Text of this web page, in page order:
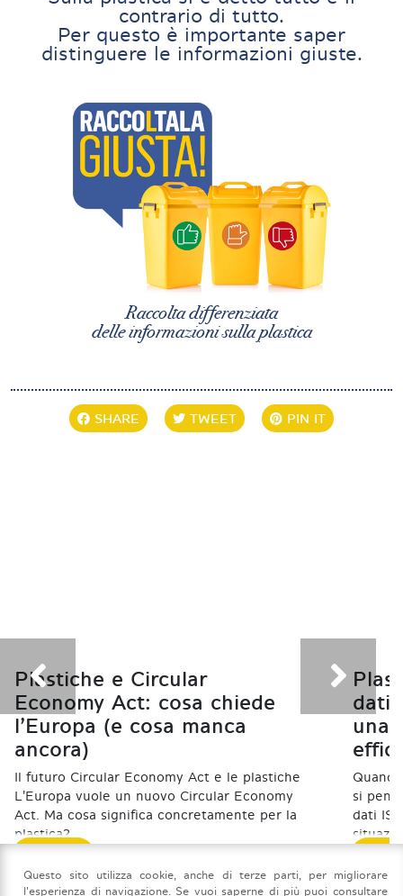
contrario di tutto.
Per questo è importante saper
distinguere le informazioni giuste.
Raccolta differenziata
delle informazioni sulla plastica
SHARE TWEET PIN IT
Plastiche e Circular
Economy Act: cosa chiede
l’Europa (e cosa manca
ancora)
Il futuro Circular Economy Act e le plastiche
L'Europa vuole un nuovo Circular Economy
Act. Ma cosa significa concretamente per la
plastica?
dati
una
si
dati
Questo sito utilizza cookie, anche di terze parti, per migliorare
l'esperienza di navigazione. Se vuoi saperne di più puoi consultare